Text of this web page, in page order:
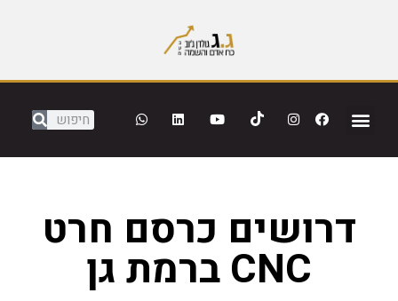
דרושים כרסם חרט
CNC ברמת גן